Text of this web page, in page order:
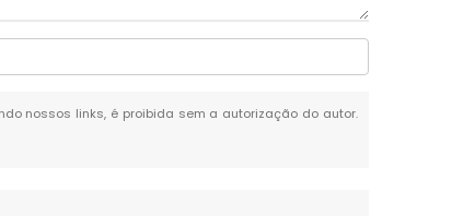
nossos links, é proibida sem a autorização do autor.